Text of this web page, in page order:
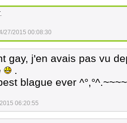
27/2015 00:08:30
gay, j'en avais pas vu
.
blague ever
06:20:55